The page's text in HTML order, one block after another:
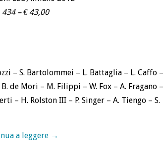
434 – € 43,00
– S. Bartolommei – L. Battaglia – L. Caffo
de Mori – M. Filippi – W. Fox – A. Fragano
– H. Rolston III – P. Singer – A. Tiengo – S.
a leggere →